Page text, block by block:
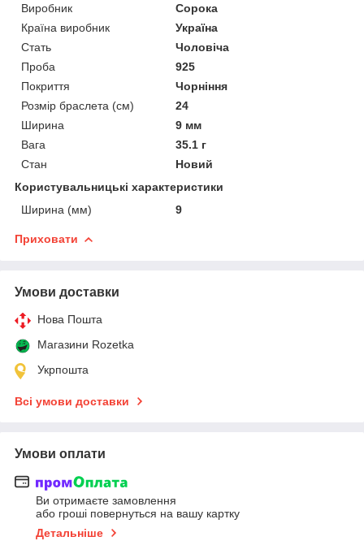
Виробник
Сорока
Країна виробник
Україна
Стать
Чоловіча
Проба
925
Покриття
Чорніння
Розмір браслета (см)
24
Ширина
9 мм
Вага
35.1 г
Стан
Новий
Користувальницькі характеристики
Ширина (мм)
9
Приховати
Умови доставки
Нова Пошта
Магазини Rozetka
Укрпошта
Всі умови доставки
Умови оплати
Ви отримаєте замовлення
або гроші повернуться на вашу картку
Детальніше